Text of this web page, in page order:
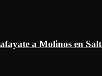
a Molinos en